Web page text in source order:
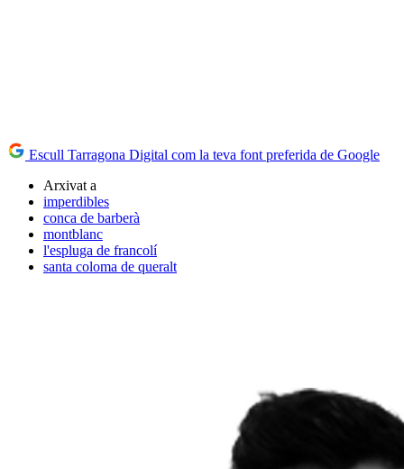
Escull Tarragona Digital com la teva font preferida de Google
Arxivat a
imperdibles
conca de barberà
montblanc
l'espluga de francolí
santa coloma de queralt